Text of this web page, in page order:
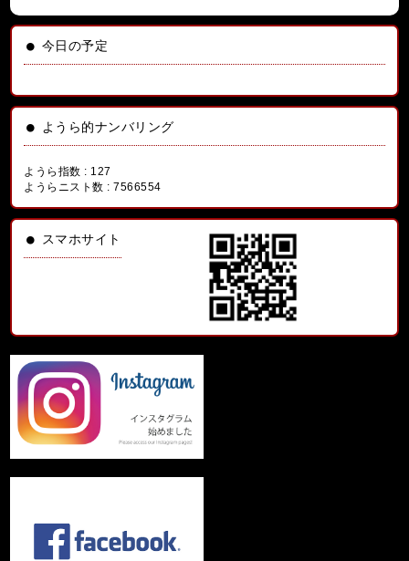
今日の予定
ようら的ナンバリング
ようら指数 : 127
ようらニスト数 :7566554
スマホサイト